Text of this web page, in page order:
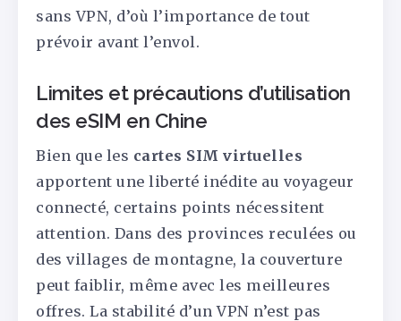
sans VPN, d’où l’importance de tout
prévoir avant l’envol.
Limites et précautions d’utilisation
des eSIM en Chine
Bien que les cartes SIM virtuelles
apportent une liberté inédite au voyageur
connecté, certains points nécessitent
attention. Dans des provinces reculées ou
des villages de montagne, la couverture
peut faiblir, même avec les meilleures
offres. La stabilité d’un VPN n’est pas